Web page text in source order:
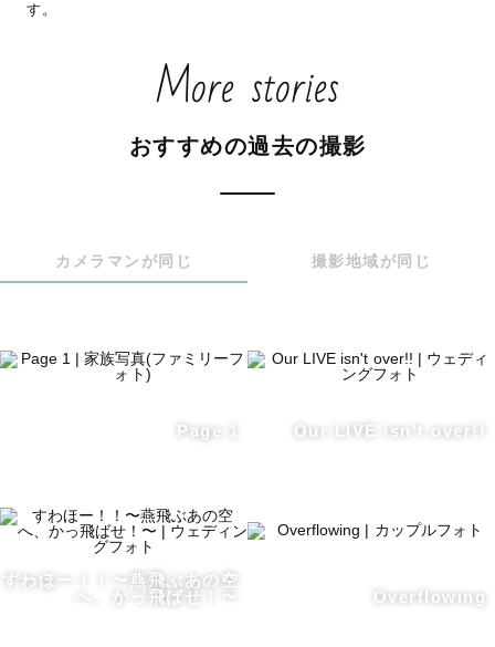
🧑🏻‍🏫Lovegraphスクール事業講師担当
📸名古屋みなと祭り2024,2025撮影
名古屋商店街オープンHP用写真撮影
写真を通して
自分を肯定してあげたい、
自分の育った文化を大切にしたい、
理由は何だって大丈夫です、
シャッターを切らせていただきます😌
皆様と共に過ごせることに感謝して
す。
More stories
おすすめの過去の撮影
カメラマンが同じ 撮影地域が同じ
Page 1 Our LIVE isn't over!!
すわほー！！〜燕飛ぶあの空
へ、かっ飛ばせ！〜
Overflowing